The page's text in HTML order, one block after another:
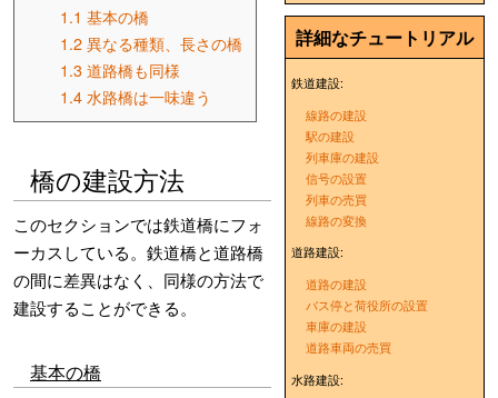
詳細なチュートリアル
鉄道建設:
線路の建設
駅の建設
列車庫の建設
信号の設置
列車の売買
線路の変換
道路建設:
道路の建設
バス停と荷役所の設置
車庫の建設
道路車両の売買
水路建設:
1.1 基本の橋
1.2 異なる種類、長さの橋
1.3 道路橋も同様
1.4 水路橋は一味違う
橋の建設方法
このセクションでは鉄道橋にフォ
ーカスしている。鉄道橋と道路橋
の間に差異はなく、同様の方法で
建設することができる。
基本の橋